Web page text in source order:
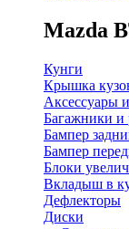
Mazda
Кунги
Крышка
Аксессуары
Багажники и
Бампер
Бампер
Блоки
Вкладыш в
Дефлекторы
Диски